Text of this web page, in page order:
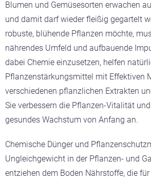
Blumen und Gemüsesorten erwachen
und damit darf wieder fleißig gegartelt
robuste, blühende Pflanzen möchte,
nährendes Umfeld und aufbauende
dabei Chemie einzusetzen, helfen
Pflanzenstärkungsmittel mit Effektiven
verschiedenen pflanzlichen Extrakten
Sie verbessern die Pflanzen-Vitalität
gesundes Wachstum von Anfang an.
Chemische Dünger und
Ungleichgewicht in der Pflanzen- und
entziehen dem Boden Nährstoffe, die